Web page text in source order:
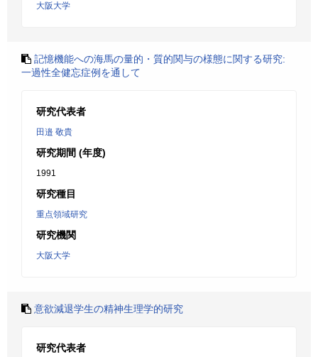
大阪大学
記憶機能への海馬の量的・質的関与の様態に関する研究:
一過性全健忘症例を通して
研究代表者
田邉 敬貴
研究期間 (年度)
1991
研究種目
重点領域研究
研究機関
大阪大学
意欲減退学生の精神生理学的研究
研究代表者